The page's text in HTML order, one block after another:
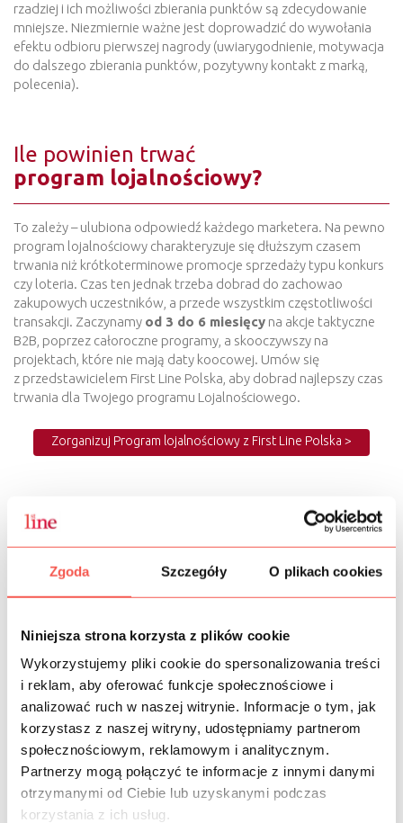
Zgoda Szczegóły O plikach cookies
Niniejsza strona korzysta z plików cookie
Wykorzystujemy pliki cookie do spersonalizowania treści
i reklam, aby oferować funkcje społecznościowe i
analizować ruch w naszej witrynie. Informacje o tym, jak
korzystasz z naszej witryny, udostępniamy partnerom
społecznościowym, reklamowym i analitycznym.
Partnerzy mogą połączyć te informacje z innymi danymi
otrzymanymi od Ciebie lub uzyskanymi podczas
korzystania z ich usług.
rzadziej i ich możliwości zbierania punktów są zdecydowanie
mniejsze. Niezmiernie ważne jest doprowadzić do wywołania
efektu odbioru pierwszej nagrody (uwiarygodnienie, motywacja
do dalszego zbierania punktów, pozytywny kontakt z marką,
polecenia).
Ile powinien trwać
program lojalnościowy?
To zależy – ulubiona odpowiedź każdego marketera. Na pewno
program lojalnościowy charakteryzuje się dłuższym czasem
trwania niż krótkoterminowe promocje sprzedaży typu konkurs
czy loteria. Czas ten jednak trzeba dobrad do zachowao
zakupowych uczestników, a przede wszystkim częstotliwości
transakcji. Zaczynamy od 3 do 6 miesięcy na akcje taktyczne
B2B, poprzez całoroczne programy, a skooczywszy na
projektach, które nie mają daty koocowej. Umów się
z przedstawicielem First Line Polska, aby dobrad najlepszy czas
trwania dla Twojego programu Lojalnościowego.
Zorganizuj Program lojalnościowy z First Line Polska >
Program lojalnościowy,
a model biznesowy
business to consumer, gdzie odbiorcą
kupujący produkty w sklepach stacjonarnych
lub internetowych,
business to business, gdzie odbiorcą
i uczestnikiem programu są firmy lub osoby
biorące udział w procesie sprzedaży w kanale
dystrybucji (np. przedstawiciele handlowi,
hurtownie, dystrybutorzy, warsztat czy
właściciele punktów sprzedaży), których
chcemy premiować za wybór naszych